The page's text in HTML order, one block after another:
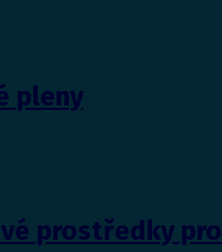
pleny
prostředky pro